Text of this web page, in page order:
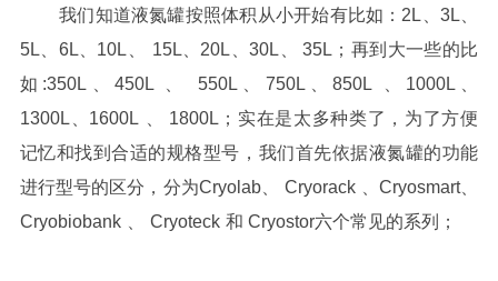
我们知道液氮罐按照体积从小开始有比如： 2L 3L
5L
6L 10L 15L 20L 、30L 、35L ；再到大一些的比
如 :350L 450L 550L 750L 、850L 1000L
1300L
1600L 1800L ；实在是太多种类了，为了方便
记忆和找到合适的规格型号，我们首先依据液氮罐的功能
进行型号的区分，分为Cryolab、 Cryorack 、Cryosmart、
Cryobiobank
Cryoteck 和 Cryostor六个常见的系列；